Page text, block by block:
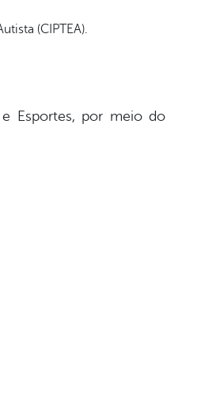
(CIPTEA).
e Esportes, por meio do